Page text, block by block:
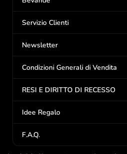
Servizio Clienti
Newsletter
Condizioni Generali di Vendita
RESI E DIRITTO DI RECESSO
Idee Regalo
F.A.Q.